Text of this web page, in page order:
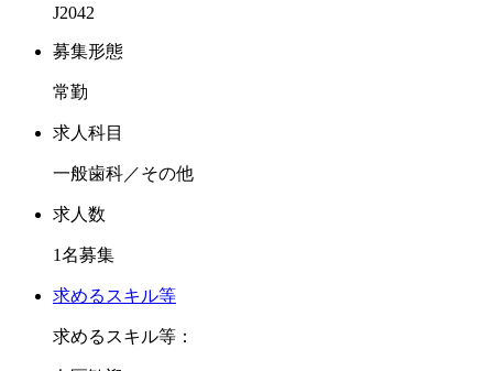
報酬形態は保障給有りの完全歩合給となります。新卒ドクタ
経験に応じて歩合切替をして参ります。
また、福利厚生面では講習会費補助があります。講習内容に
支給回数、上限を超える講習会については理事長との応相談
になります。
ていただけます。
J2042
募集形態
常勤
求人科目
一般歯科／その他
求人数
1名募集
求めるスキル等
求めるスキル等：